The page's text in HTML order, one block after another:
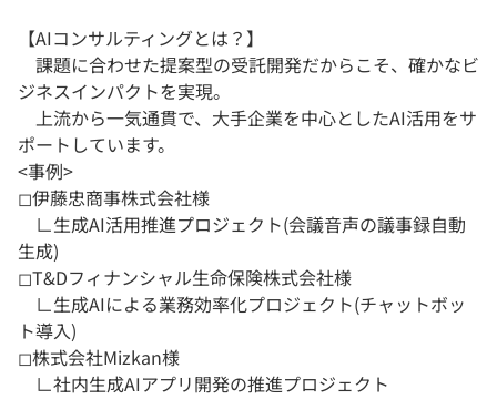
【AIコンサルティングとは？】
課題に合わせた提案型の受託開発だからこそ、確かなビ
ジネスインパクトを実現。
上流から一気通貫で、大手企業を中心としたAI活用をサ
ポートしています。
<事例>
◻︎伊藤忠商事株式会社様
∟生成AI活用推進プロジェクト(会議音声の議事録自動
生成)
◻︎T&Dフィナンシャル生命保険株式会社様
∟生成AIによる業務効率化プロジェクト(チャットボッ
ト導入)
◻︎株式会社Mizkan様
∟社内生成AIアプリ開発の推進プロジェクト